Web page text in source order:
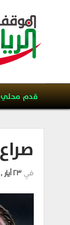
قدم محلي
في 23 أيار , 2025